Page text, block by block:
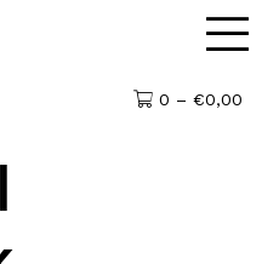
0 – €0,00